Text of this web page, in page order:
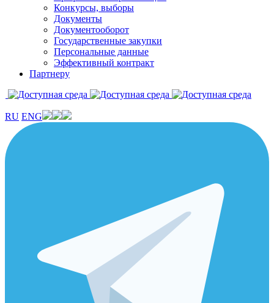
Конкурсы, выборы
Документы
Документооборот
Государственные закупки
Персональные данные
Эффективный контракт
Партнеру
RU ENG